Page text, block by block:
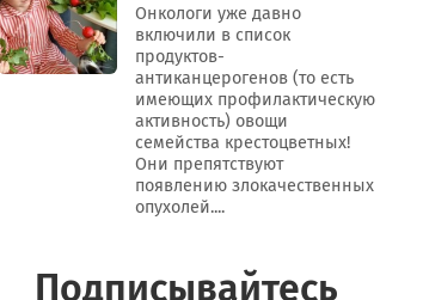
Онкологи уже давно
включили в список
продуктов-
антиканцерогенов (то есть
имеющих профилактическую
активность) овощи
семейства крестоцветных!
Они препятствуют
появлению злокачественных
опухолей....
Подписывайтесь